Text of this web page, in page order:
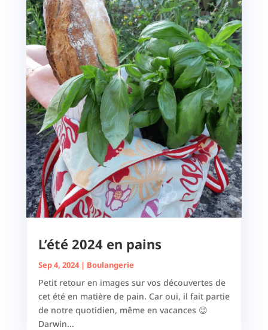
L’été 2024 en pains
Sep 4, 2024| Boulangerie
Petit retour en images sur vos découvertes de
cet été en matière de pain. Car oui, il fait partie
de notre quotidien, même en vacances 😉
Darwin...